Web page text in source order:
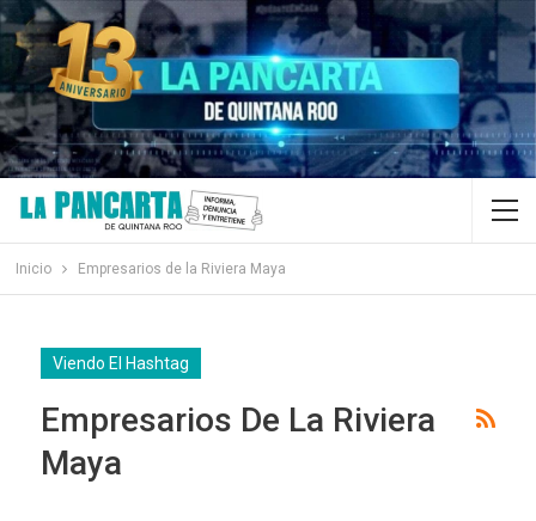
Inicio Empresarios de la Riviera Maya
Viendo El Hashtag
Empresarios De La Riviera
Maya